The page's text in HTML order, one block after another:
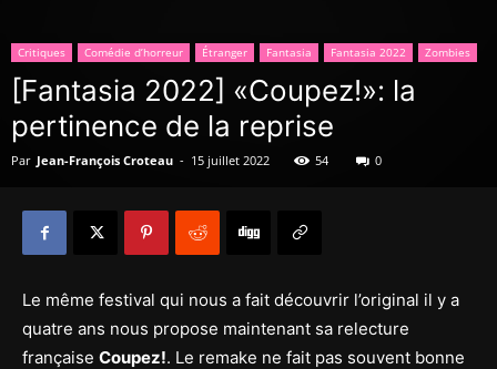
Critiques Comédie d’horreur Étranger Fantasia Fantasia 2022 Zombies
[Fantasia 2022] «Coupez!»: la
pertinence de la reprise
Par Jean-François Croteau - 15 juillet 2022 54 0
Le même festival qui nous a fait découvrir l’original il y a
quatre ans nous propose maintenant sa relecture
française Coupez!. Le remake ne fait pas souvent bonne